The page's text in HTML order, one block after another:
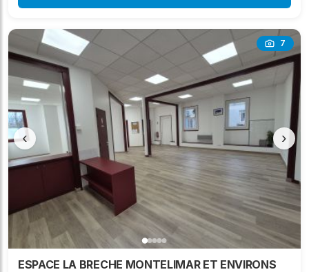
7
‹ ›
ESPACE LA BRECHE MONTELIMAR ET ENVIRONS